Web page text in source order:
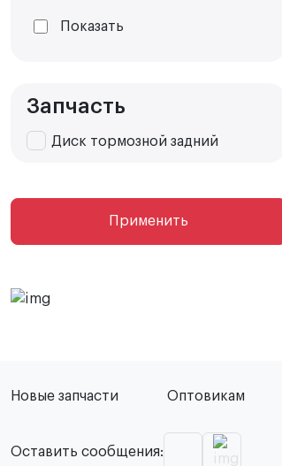
Показать
Запчасть
Диск тормозной задний
Применить
Новые запчасти Оптовикам
Оставить сообщения: